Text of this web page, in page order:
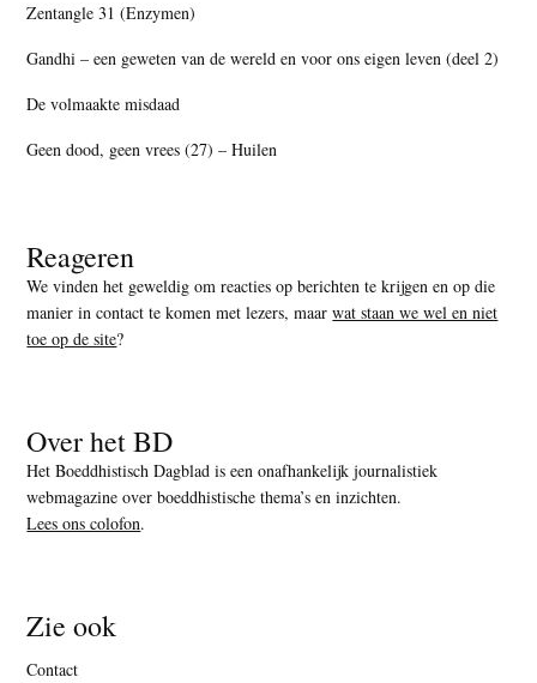
Zentangle 31 (Enzymen)
Gandhi – een geweten van de wereld en voor ons eigen leven (deel 2)
De volmaakte misdaad
Geen dood, geen vrees (27) – Huilen
Reageren
We vinden het geweldig om reacties op berichten te krijgen en op die
manier in contact te komen met lezers, maarwat staan we wel en niet
toe op de site?
Over het BD
Het Boeddhistisch Dagblad is een onafhankelijk journalistiek
webmagazine over boeddhistische thema’s en inzichten.
Lees ons colofon.
Zie ook
Contact